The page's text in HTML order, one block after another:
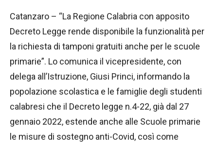
Catanzaro – “La Regione Calabria con apposito
Decreto Legge rende disponibile la funzionalità per
la richiesta di tamponi gratuiti anche per le scuole
primarie”. Lo comunica il vicepresidente, con
delega all’Istruzione, Giusi Princi, informando la
popolazione scolastica e le famiglie degli studenti
calabresi che il Decreto legge n.4-22, già dal 27
gennaio 2022, estende anche alle Scuole primarie
le misure di sostegno anti-Covid, così come